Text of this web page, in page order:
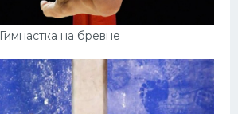
Гимнастка на бревне